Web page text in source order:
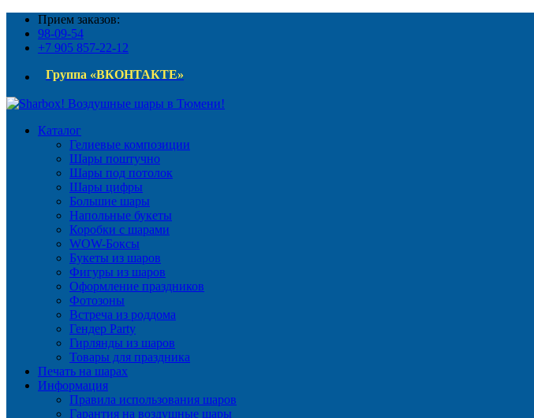
Прием заказов:
98-09-54
+7 905 857-22-12
Группа «ВКОНТАКТЕ»
Каталог
Гелиевые композиции
Шары поштучно
Шары под потолок
Шары цифры
Большие шары
Напольные букеты
Коробки с шарами
WOW-Боксы
Букеты из шаров
Фигуры из шаров
Оформление праздников
Фотозоны
Встреча из роддома
Гендер Party
Гирлянды из шаров
Товары для праздника
Печать на шарах
Информация
Правила использования шаров
Гарантия на воздушные шары